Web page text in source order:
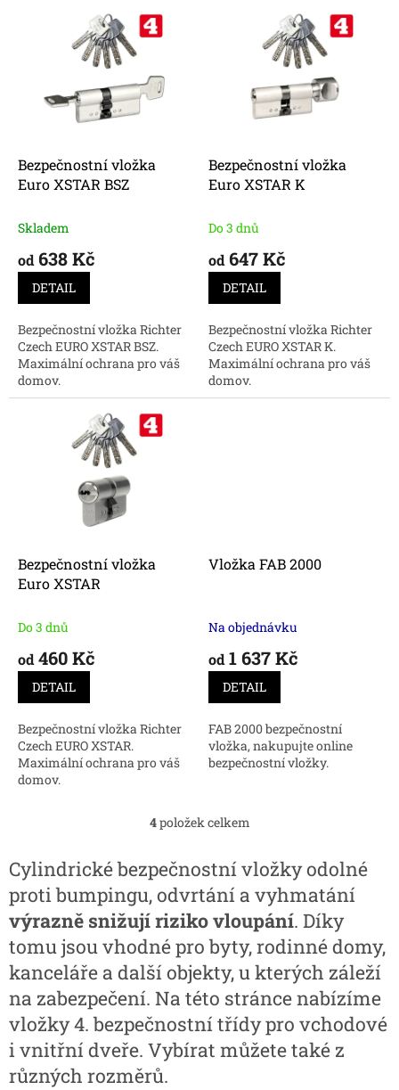
d
u
Bezpečnostní vložka
Euro XSTAR BSZ
Skladem
od638 Kč
DETAIL
Bezpečnostní vložka Richter
Czech EURO XSTAR BSZ.
Maximální ochrana pro váš
domov.
Bezpečnostní vložka
Euro XSTAR K
Do 3 dnů
od647 Kč
DETAIL
Bezpečnostní vložka Richter
Czech EURO XSTAR K.
Maximální ochrana pro váš
domov.
Bezpečnostní vložka
Euro XSTAR
Do 3 dnů
od 460 Kč
DETAIL
Bezpečnostní vložka Richter
Czech EURO XSTAR.
Maximální ochrana pro váš
domov.
Vložka FAB 2000
Na objednávku
od 1 637 Kč
DETAIL
FAB 2000 bezpečnostní
vložka, nakupujte online
bezpečnostní vložky.
O
l
á
d
a
c
í
p
r
v
k
y
v
4položek celkem
Cylindrické bezpečnostní vložky odolné
proti bumpingu, odvrtání a vyhmatání
výrazně snižují riziko vloupání. Díky
tomu jsou vhodné pro byty, rodinné domy,
kanceláře a další objekty, u kterých záleží
na zabezpečení. Na této stránce nabízíme
vložky 4. bezpečnostní třídy pro vchodové
i vnitřní dveře. Vybírat můžete také z
různých rozměrů.